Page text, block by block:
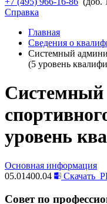
Справка
Главная
Сведения о
Системный
(5 уровень
Системный
уровень
Основная информация
05.01400.04
Скачать
Совет по